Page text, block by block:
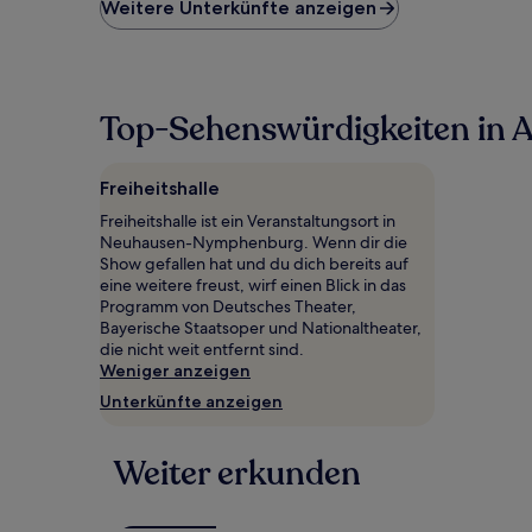
Preis
den
letzten
für
einen
Aufenthalt
mit
1 Übernachtung
von
2 Erwachsenen
gefunden
wurde.
und
sich
Weitere Unterkünfte anzeigen
Top-Sehenswürdigkeiten in
Freiheitshalle
Freiheitshalle ist ein Veranstaltungsort in
Neuhausen-Nymphenburg. Wenn dir die
Show gefallen hat und du dich bereits auf
eine weitere freust, wirf einen Blick in das
Programm von Deutsches Theater,
Bayerische Staatsoper und Nationaltheater,
die nicht weit entfernt sind.
Weniger anzeigen
Unterkünfte anzeigen
Weiter erkunden